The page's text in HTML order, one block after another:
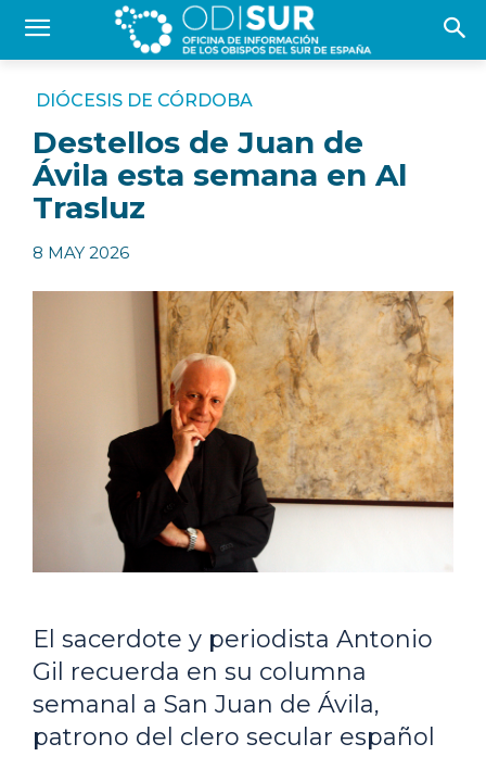
DIÓCESIS DE CÓRDOBA
Destellos de Juan de
Ávila esta semana en Al
Trasluz
8 MAY 2026
El sacerdote y periodista Antonio
Gil recuerda en su columna
semanal a San Juan de Ávila,
patrono del clero secular español